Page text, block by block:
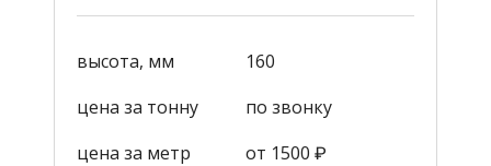
высота, мм
160
цена за тонну
по звонку
цена за метр
от 1500 ₽